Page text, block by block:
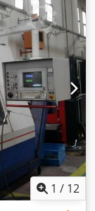
1 / 12